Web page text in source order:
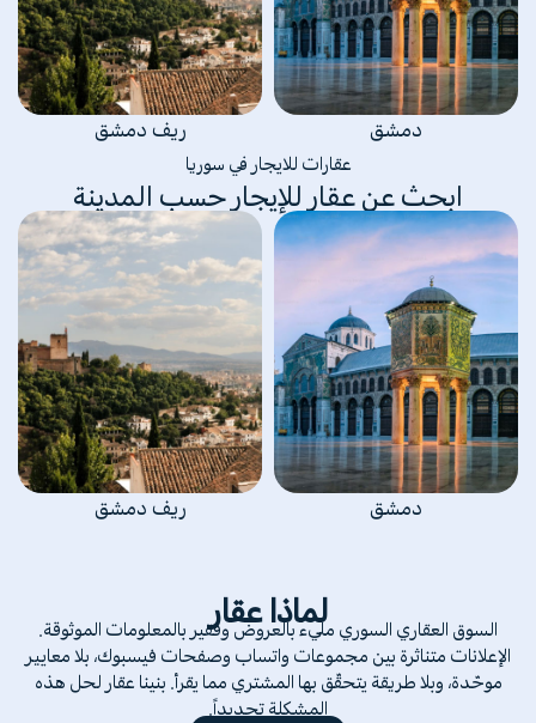
دمشق ريف دمشق
عقارات للايجار في سوريا
ابحث عن عقار للإيجار حسب المدينة
دمشق ريف دمشق
لماذا عقار
السوق العقاري السوري مليء بالعروض وفقير بالمعلومات الموثوقة.
الإعلانات متناثرة بين مجموعات واتساب وصفحات فيسبوك، بلا معايير
موحّدة، وبلا طريقة يتحقّق بها المشتري مما يقرأ. بنينا عقار لحل هذه
المشكلة تحديداً.